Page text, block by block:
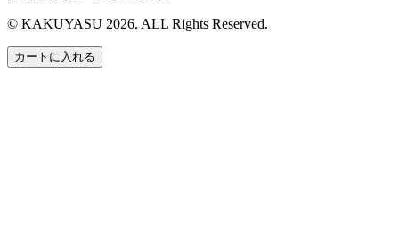
© KAKUYASU 2026. ALL Rights Reserved.
カートに入れる